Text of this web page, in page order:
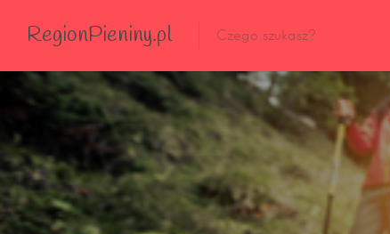
RegionPieniny.pl
Polecane Przez Nas
Wszystkie Obiekty
Wszystkie Obiekty